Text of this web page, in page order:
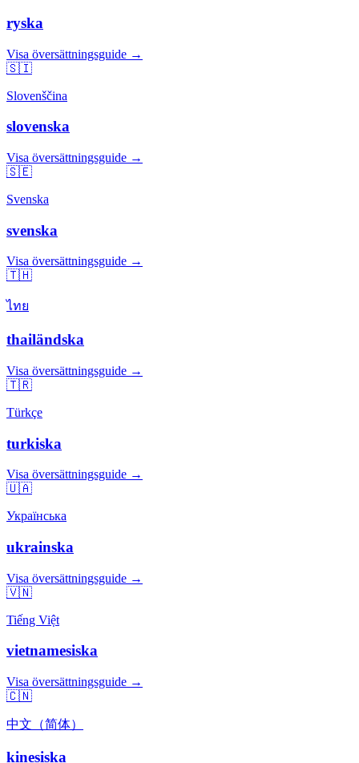
ryska
Visa översättningsguide →
🇸🇮
Slovenščina
slovenska
Visa översättningsguide →
🇸🇪
Svenska
svenska
Visa översättningsguide →
🇹🇭
ไทย
thailändska
Visa översättningsguide →
🇹🇷
Türkçe
turkiska
Visa översättningsguide →
🇺🇦
Українська
ukrainska
Visa översättningsguide →
🇻🇳
Tiếng Việt
vietnamesiska
Visa översättningsguide →
🇨🇳
中文（简体）
kinesiska